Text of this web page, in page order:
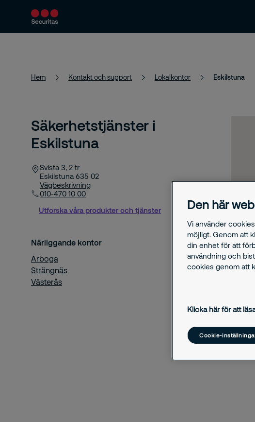
Produkter och tjänster Säkerhetslösningar
Hem Kontakt och support Lokalkontor Eskilstuna
Säkerhetstjänster i
Eskilstuna
Svista 3, 2 tr
Eskilstuna 635 02
Vägbeskrivning
010-470 10 00
Utforska våra produkter och tjänster
Närliggande kontor
Arboga
Strängnäs
Västerås
Den här
Vi använder
möjligt. Genom att
din enhet för att
användning och
cookies genom att
Klicka här för att
Cookie-